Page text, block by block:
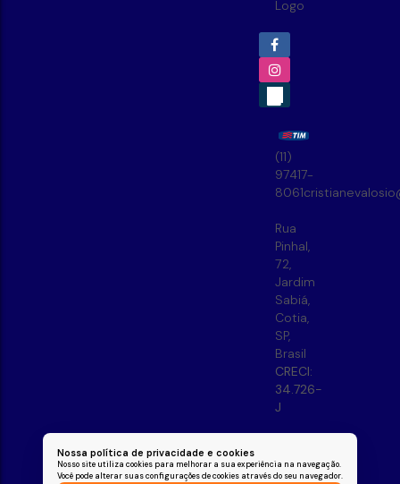
Nossa política de privacidade e cookies
Nosso site utiliza cookies para melhorar a sua experiência na navegação.
Você pode alterar suas configurações de cookies através do seu navegador.
(11)
97417-
8061
Rua
Pinhal,
72,
Jardim
Sabiá,
Cotia,
SP,
Brasil
CRECI:
34.726-
J